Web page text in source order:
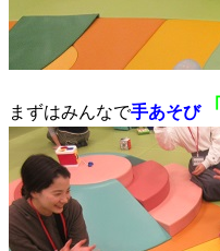
まずはみんなで手あそび「